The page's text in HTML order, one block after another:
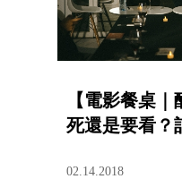
【電影餐桌
死還是要看？
02.14.2018